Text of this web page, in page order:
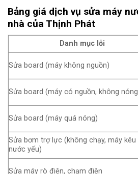
Bảng giá dịch vụ sửa máy
nhà của Thịnh Phát
Danh mục lỗi
Sửa board (máy không nguồn)
Sửa board (máy có nguồn, không
Sửa board (máy quá nóng)
Sửa bơm trợ lực (không chạy, máy kêu
nước yếu)
Sửa máy rò điện, chạm điện